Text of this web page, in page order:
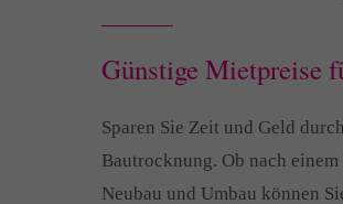
Günstige Mietpreise
Sparen Sie Zeit und Geld
Bautrocknung. Ob nach
Neubau und Umbau können